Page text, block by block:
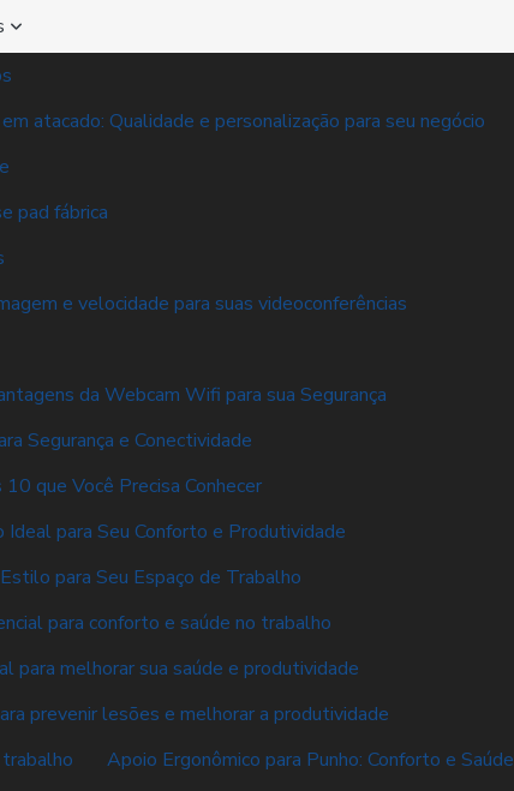
atacado: Qualidade e personalização para seu negócio
pad fábrica
e velocidade para suas videoconferências
da Webcam Wifi para sua Segurança
Segurança e Conectividade
que Você Precisa Conhecer
para Seu Conforto e Produtividade
para Seu Espaço de Trabalho
para conforto e saúde no trabalho
para melhorar sua saúde e produtividade
prevenir lesões e melhorar a produtividade
Apoio Ergonômico para Punho: Conforto e Saúde